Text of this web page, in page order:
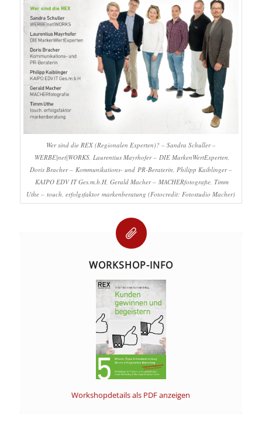
Wer sind die REX (Regionalen Experten)? – Sandra Schuller –
WERBE|net|WORKS, Laurentius Mayrhofer – DIE MarkenWertExperten,
Doris Bracher – Kommunikations- und PR-Beraterin, Philipp Kaiblinger –
KAIPO EDV IT Ges.m.b.H, Gerald Macher – MACHERfotografie, Timm
Uthe – touch. erfolgsfaktor markenberatung (Fotocredit: Fotostudio Macher)
WORKSHOP-INFO
Workshopdetails als PDF anzeigen